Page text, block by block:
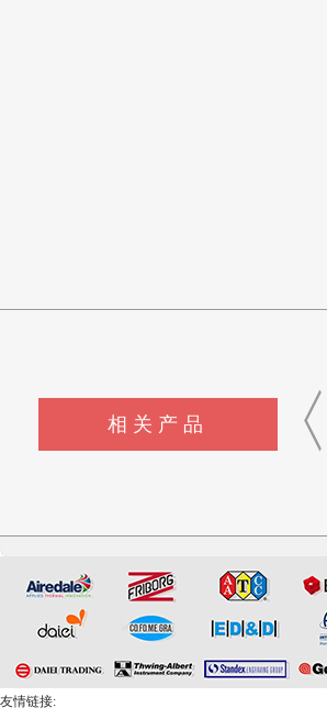
相关产品
友情链接: